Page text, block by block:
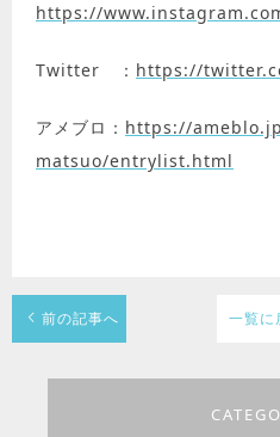
https://
Twitter ： https://
アメブロ： https://
matsuo/entrylist.html
一覧に
前の記事へ